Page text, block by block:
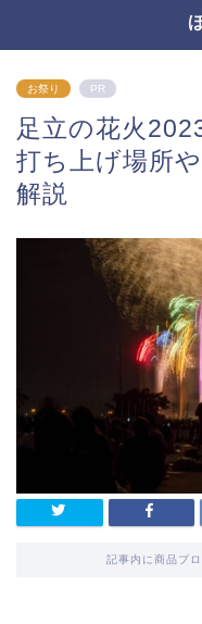
お祭り PR
足立の花火
打ち上げ場所
解説
記事内に商品プ